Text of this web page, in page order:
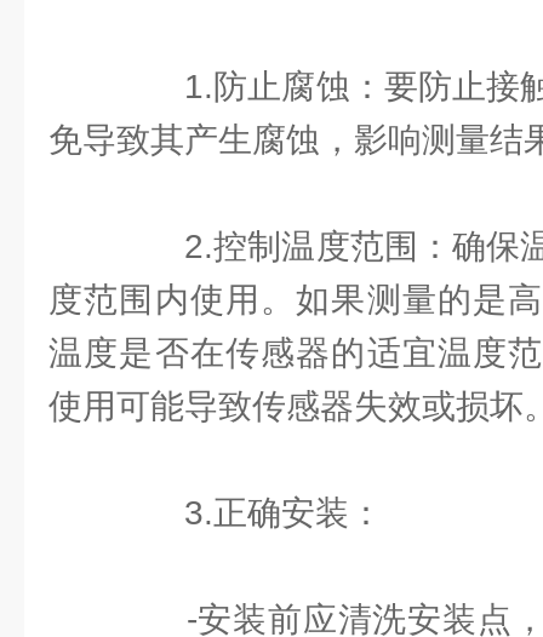
1.防止腐蚀：要防止接
免导致其产生腐蚀，影响测量结
2.控制温度范围：确保
度范围内使用。如果测量的是
温度是否在传感器的适宜温度
使用可能导致传感器失效或损坏
3.正确安装：
-安装前应清洗安装点，